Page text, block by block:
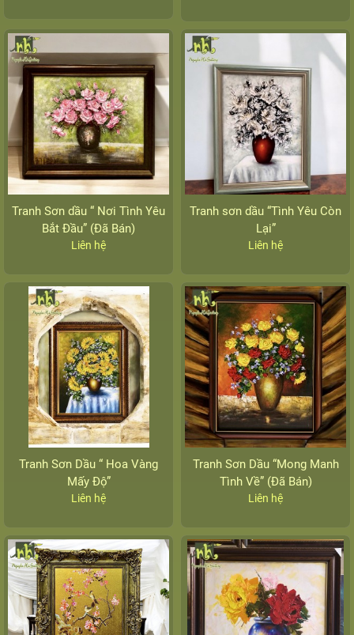
Tranh Sơn dầu “ Nơi Tình Yêu
Bắt Đầu” (Đã Bán)
Liên hệ
Tranh sơn dầu “Tình Yêu Còn
Lại”
Liên hệ
Tranh Sơn Dầu “ Hoa Vàng
Mấy Độ”
Liên hệ
Tranh Sơn Dầu “Mong Manh
Tình Về” (Đã Bán)
Liên hệ